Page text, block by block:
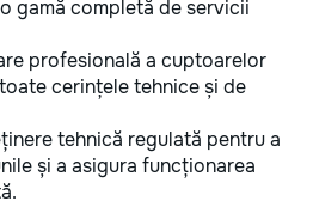
gamă completă de servicii
profesională a cuptoarelor
cerințele tehnice și de
tehnică regulată pentru a
și a asigura funcționarea